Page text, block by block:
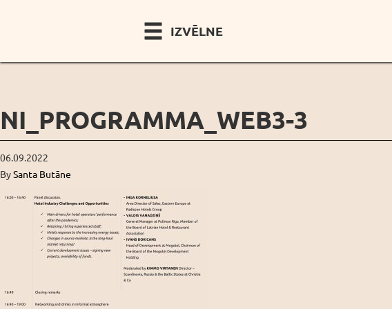
IZVĒLNE
NI_PROGRAMMA_WEB3-3
06.09.2022
BySanta Butāne